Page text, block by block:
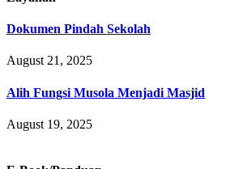
Dokumen Pindah Sekolah
August 21, 2025
Alih Fungsi Musola Menjadi Masjid
August 19, 2025